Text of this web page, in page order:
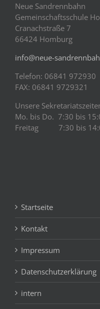
Neue Sandrennbahn
Gemeinschaftsschule
Cranachstraße 7
66424 Homburg
info@neue-
Telefon: 06841 972930
FAX: 06841 9729321
Unsere
Mo. bis Do. 7:30 bis
Freitag 7:30 bis
Startseite
Kontakt
Impressum
Datenschutzerklärung
intern